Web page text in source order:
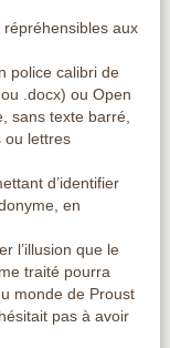
aux
police calibri de
.docx) ou Open
sans texte barré,
ou lettres
d’identifier
en
l’illusion que le
traité pourra
monde de Proust
pas à avoir